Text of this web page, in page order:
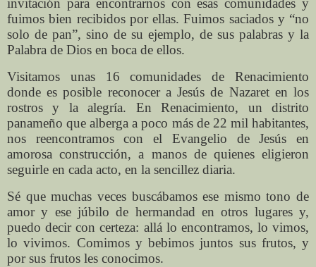
invitación para encontrarnos con esas comunidades y
fuimos bien recibidos por ellas. Fuimos saciados y “no
solo de pan”, sino de su ejemplo, de sus palabras y la
Palabra de Dios en boca de ellos.
Visitamos unas 16 comunidades de Renacimiento
donde es posible reconocer a Jesús de Nazaret en los
rostros y la alegría. En Renacimiento, un distrito
panameño que alberga a poco más de 22 mil habitantes,
nos reencontramos con el Evangelio de Jesús en
amorosa construcción, a manos de quienes eligieron
seguirle en cada acto, en la sencillez diaria.
Sé que muchas veces buscábamos ese mismo tono de
amor y ese júbilo de hermandad en otros lugares y,
puedo decir con certeza: allá lo encontramos, lo vimos,
lo vivimos. Comimos y bebimos juntos sus frutos, y
por sus frutos les conocimos.